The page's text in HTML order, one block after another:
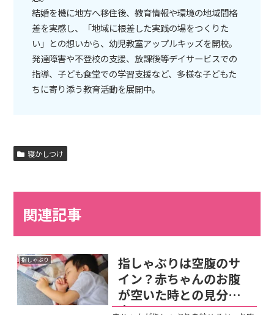
結婚を機に地方へ移住後、教育情報や環境の地域間格
差を実感し、「地域に根差した実践の場をつくりた
い」との想いから、幼児教室アップルキッズを開校。
発達障害や不登校の支援、放課後等デイサービスでの
指導、子ども食堂での学習支援など、多様な子どもた
ちに寄り添う教育活動を展開中。
寝かしつけ
関連記事
指しゃぶり
指しゃぶりは空腹のサ
イン？赤ちゃんのお腹
が空いた時との見分け
方！